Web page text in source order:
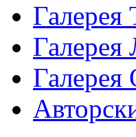
Галерея
Галерея
Галерея